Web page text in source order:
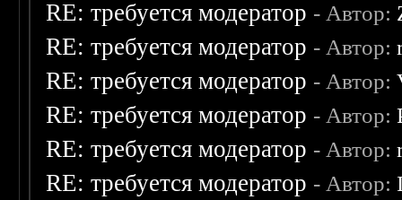
RE: требуется модератор - Автор:
RE: требуется модератор - Автор:
RE: требуется модератор - Автор:
RE: требуется модератор - Автор:
RE: требуется модератор - Автор:
RE: требуется модератор - Автор: